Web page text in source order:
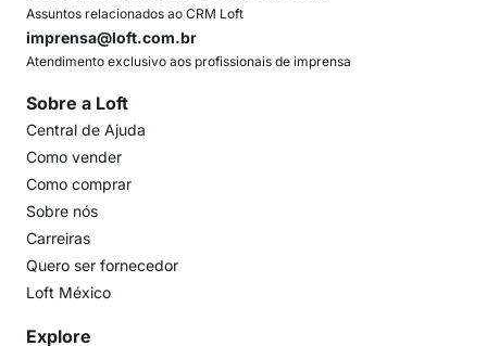
Assuntos relacionados ao CRM Loft
imprensa@loft.com.br
Atendimento exclusivo aos profissionais de imprensa
Sobre a Loft
Central de Ajuda
Como vender
Como comprar
Sobre nós
Carreiras
Quero ser fornecedor
Loft México
Explore